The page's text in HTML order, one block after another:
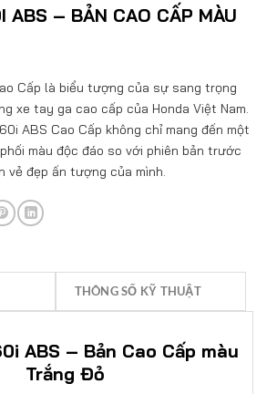
ABS – BẢN CAO CẤP MÀU
Cấp là biểu tượng của sự sang trọng
xe tay ga cao cấp của Honda Việt Nam.
ABS Cao Cấp không chỉ mang đến một
màu độc đáo so với phiên bản trước
vẻ đẹp ấn tượng của mình.
THÔNG SỐ KỸ THUẬT
ABS – Bản Cao Cấp màu
Trắng Đỏ